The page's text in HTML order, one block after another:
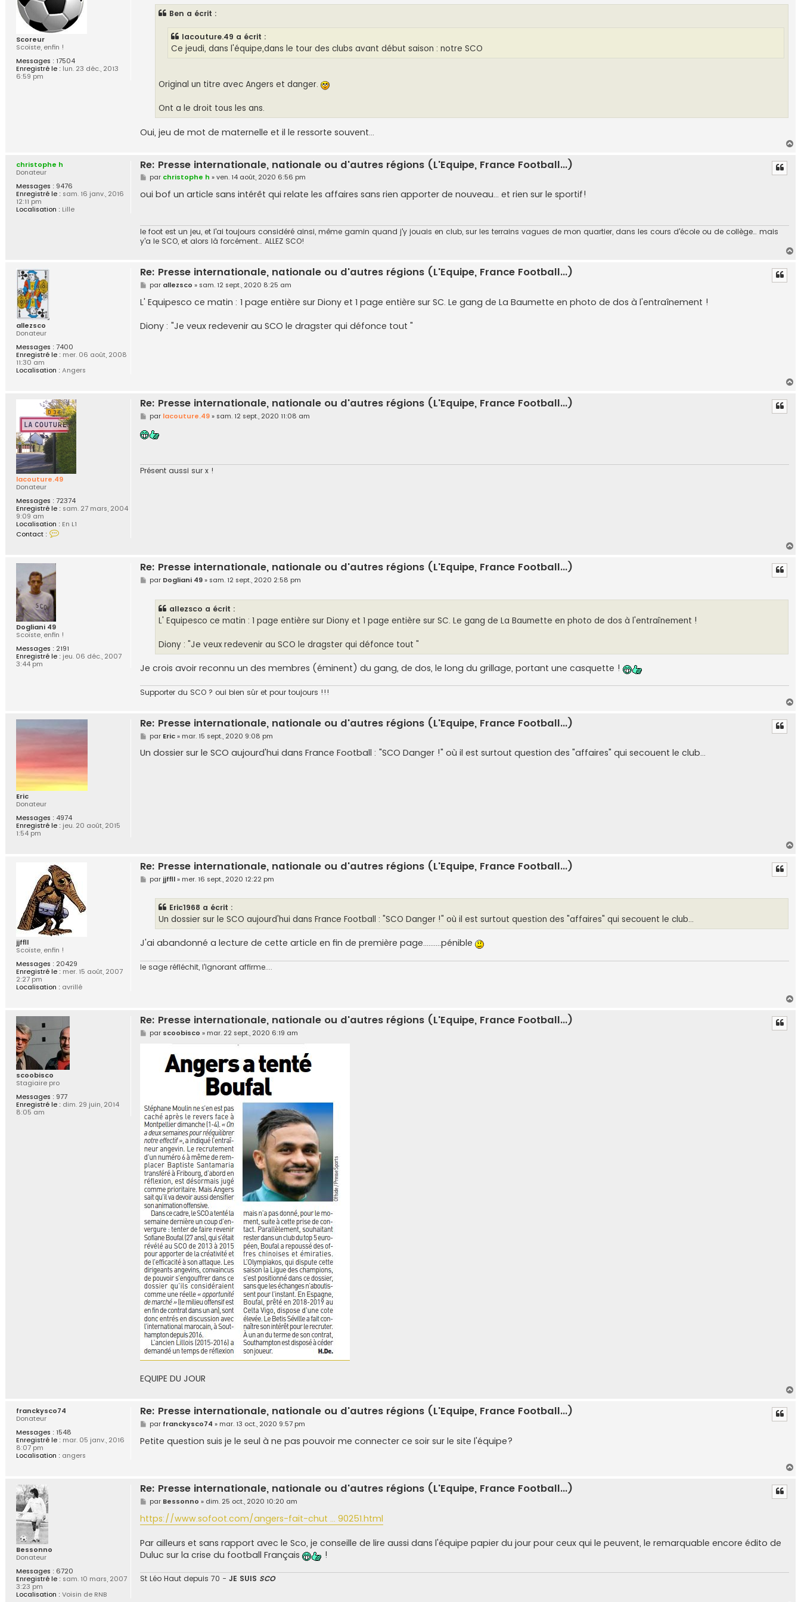
Scoreur
Scoïste, enfin !
Messages : 17504
Enregistré le : lun. 23 déc., 2013
6:59 pm
Ben a écrit :
lacouture.49 a écrit :
Ce jeudi, dans l'équipe,dans le tour des clubs avant début saison : notre SCO
Original un titre avec Angers et danger.
Ont a le droit tous les ans.
Oui, jeu de mot de maternelle et il le ressorte souvent...
christophe h
Donateur
Messages : 9476
Enregistré le : sam. 16 janv., 2016
12:11 pm
Localisation : Lille
Re: Presse internationale, nationale ou d'autres régions (L'Equipe, France Football...)
M
e
s
s
e
par christophe h »ven. 14 août, 2020 6:56 pm
oui bof un article sans intérêt qui relate les affaires sans rien apporter de nouveau... et rien sur le sportif!
le foot est un jeu, et l'ai toujours considéré ainsi, même gamin quand j'y jouais en club, sur les terrains vagues de mon quartier, dans les cours d'école ou de collège… mais
y'a le SCO, et alors là forcément… ALLEZ SCO!
allezsco
Donateur
Messages : 7400
Enregistré le : mer. 06 août, 2008
11:30 am
Localisation : Angers
Re: Presse internationale, nationale ou d'autres régions (L'Equipe, France Football...)
M
e
s
s
g
e
par allezsco » sam. 12 sept., 2020 8:25 am
L' Equipesco ce matin : 1 page entière sur Diony et 1 page entière sur SC. Le gang de La Baumette en photo de dos à l'entraînement !
Diony : "Je veux redevenir au SCO le dragster qui défonce tout "
lacouture.49
Donateur
Messages : 72374
Enregistré le : sam. 27 mars, 2004
9:09 am
Localisation : En L1
Contact :
u
t
u
r
e
Re: Presse internationale, nationale ou d'autres régions (L'Equipe, France Football...)
M
e
s
s
e
par lacouture.49» sam. 12 sept., 2020 11:08 am
Présent aussi sur x !
Dogliani 49
Scoïste, enfin !
Messages : 2191
Enregistré le : jeu. 06 déc., 2007
3:44 pm
Re: Presse internationale, nationale ou d'autres régions (L'Equipe, France Football...)
M
e
par Dogliani 49» sam. 12 sept., 2020 2:58 pm
allezsco a écrit :
L' Equipesco ce matin : 1 page entière sur Diony et 1 page entière sur SC. Le gang de La Baumette en photo de dos à l'entraînement !
Diony : "Je veux redevenir au SCO le dragster qui défonce tout "
Je crois avoir reconnu un des membres (éminent) du gang, de dos, le long du grillage, portant une casquette !
Supporter du SCO ? oui bien sûr et pour toujours !!!
Eric
Donateur
Messages : 4974
Enregistré le : jeu. 20 août, 2015
1:54 pm
Re: Presse internationale, nationale ou d'autres régions (L'Equipe, France Football...)
M
e
s
s
par Eric» mar. 15 sept., 2020 9:08 pm
Un dossier sur le SCO aujourd'hui dans France Football : "SCO Danger !" où il est surtout question des "affaires" qui secouent le club...
jjffll
Scoïste, enfin !
Messages : 20429
Enregistré le : mer. 15 août, 2007
2:27 pm
Localisation : avrillé
Re: Presse internationale, nationale ou d'autres régions (L'Equipe, France Football...)
M
e
par jjffll» mer. 16 sept., 2020 12:22 pm
Eric1968 a écrit :
Un dossier sur le SCO aujourd'hui dans France Football : "SCO Danger !" où il est surtout question des "affaires" qui secouent le club...
J'ai abandonné a lecture de cette article en fin de première page..........pénible
le sage réfléchit, l'ignorant affirme....
scoobisco
Stagiaire pro
Messages : 977
Enregistré le : dim. 29 juin, 2014
8:05 am
Re: Presse internationale, nationale ou d'autres régions (L'Equipe, France Football...)
M
e
par scoobisco » mar. 22 sept., 2020 6:19 am
EQUIPE DU JOUR
franckysco74
Donateur
Messages : 1548
Enregistré le : mar. 05 janv., 2016
8:07 pm
Localisation : angers
Re: Presse internationale, nationale ou d'autres régions (L'Equipe, France Football...)
M
e
s
s
par franckysco74 » mar. 13 oct., 2020 9:57 pm
Petite question suis je le seul à ne pas pouvoir me connecter ce soir sur le site l'équipe?
Bessonno
Donateur
Messages : 6720
Enregistré le : sam. 10 mars, 2007
3:23 pm
Localisation : Voisin de RNB
Re: Presse internationale, nationale ou d'autres régions (L'Equipe, France Football...)
M
e
s
s
g
e
par Bessonno » dim. 25 oct., 2020 10:20 am
https://www.sofoot.com/angers-fait-chut ... 90251.html
Par ailleurs et sans rapport avec le Sco, je conseille de lire aussi dans l'équipe papier du jour pour ceux qui le peuvent, le remarquable encore édito de
Duluc sur la crise du football Français
!
St Léo Haut depuis 70 - JE SUIS SCO